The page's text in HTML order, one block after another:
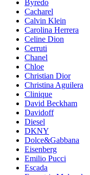
Byredo
Cacharel
Calvin Klein
Carolina Herrera
Celine Dion
Cerruti
Chanel
Chloe
Christian Dior
Christina Aguilera
Clinique
David Beckham
Davidoff
Diesel
DKNY
Dolce&Gabbana
Eisenberg
Emilio Pucci
Escada